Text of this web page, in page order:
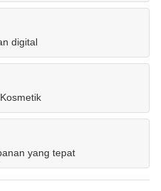
digital
yang tepat